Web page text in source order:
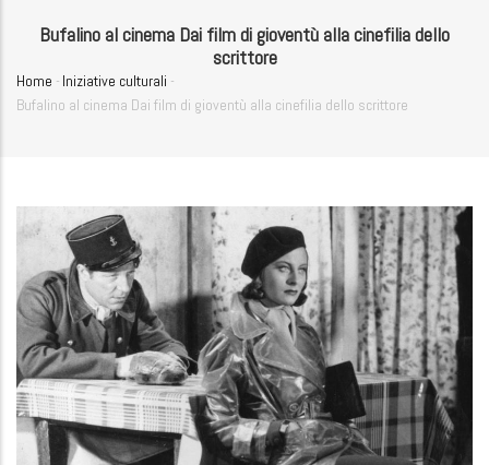
Bufalino al cinema Dai film di gioventù alla cinefilia dello
scrittore
Breadcrumb
Home - Iniziative culturali -
Bufalino al cinema Dai film di gioventù alla cinefilia dello scrittore